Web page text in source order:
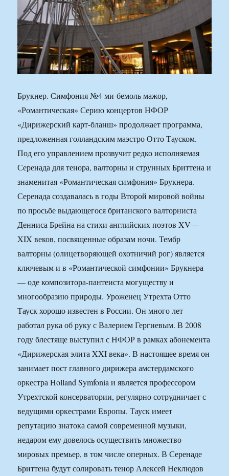
Брукнер. Симфония №4 ми-бемоль мажор,
«Романтическая» Серию концертов НФОР
«Дирижерский карт-бланш» продолжает программа,
предложенная голландским маэстро Отто Тауском.
Под его управлением прозвучит редко исполняемая
Серенада для тенора, валторны и струнных Бриттена и
знаменитая «Романтическая симфония» Брукнера.
Серенада создавалась в годы Второй мировой войны
по просьбе выдающегося британского валторниста
Денниса Брейна на стихи английских поэтов XV—
XIX веков, посвященные образам ночи. Тембр
валторны (олицетворяющей охотничий рог) является
ключевым и в «Романтической симфонии» Брукнера
— оде композитора-пантеиста могуществу и
многообразию природы. Уроженец Утрехта Отто
Тауск хорошо известен в России. Он много лет
работал рука об руку с Валерием Гергиевым. В 2008
году блестяще выступил с НФОР в рамках абонемента
«Дирижерская элита XXI века». В настоящее время он
занимает пост главного дирижера амстердамского
оркестра Holland Symfonia и является профессором
Утрехтской консерватории, регулярно сотрудничает с
ведущими оркестрами Европы. Тауск имеет
репутацию знатока самой современной музыки,
недаром ему довелось осуществить множество
мировых премьер, в том числе оперных. В Серенаде
Бриттена будут солировать тенор Алексей Неклюдов